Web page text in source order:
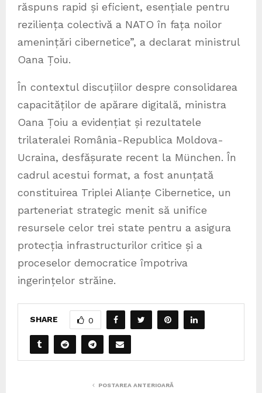
răspuns rapid și eficient, esențiale pentru
reziliența colectivă a NATO în fața noilor
amenințări cibernetice”, a declarat ministrul
Oana Țoiu.
În contextul discuțiilor despre consolidarea
capacităților de apărare digitală, ministra
Oana Țoiu a evidențiat și rezultatele
trilateralei România-Republica Moldova-
Ucraina, desfășurate recent la München. În
cadrul acestui format, a fost anunțată
constituirea Triplei Alianțe Cibernetice, un
parteneriat strategic menit să unifice
resursele celor trei state pentru a asigura
protecția infrastructurilor critice și a
proceselor democratice împotriva
ingerințelor străine.
SHARE 0
POSTAREA ANTERIOARĂ